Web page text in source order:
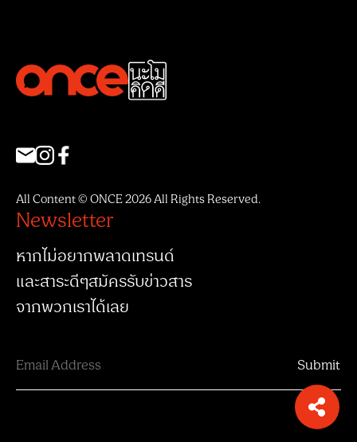
All Content © ONCE 2026 All Rights Reserved.
Newsletter
หากไม่อยากพลาดเทรนด์
และสาระดีๆสมัครรับข่าวสาร
จากพวกเราได้เลย